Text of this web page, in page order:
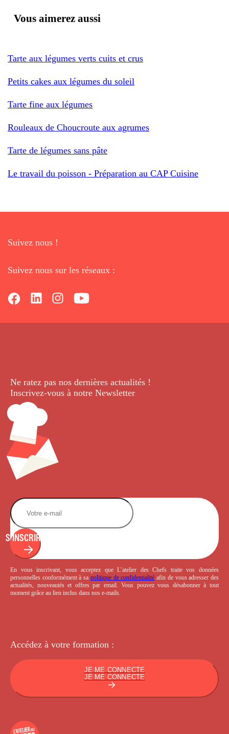
Vous aimerez aussi
Tarte aux légumes verts cuits et crus
Petits cakes aux légumes du soleil
Tarte fine aux légumes
Rouleaux de Choucroute aux agrumes
Tarte de légumes sans pâte
Le travail du poisson - Préparation au CAP Cuisine
Suivez nous !
Suivez nous sur les réseaux :
Ne ratez pas nos dernières actualités !
Inscrivez-vous à notre Newsletter.
S'INSCRIRE
En vous inscrivant, vous acceptez que L’atelier des Chefs traite vos données
personnelles conformément à sa politique de confidentialité afin de vous adresser des
actualités, nouveautés et offres par email. Vous pouvez vous désabonner à tout
moment grâce au lien inclus dans nos e-mails.
Accédez à votre formation :
JE ME CONNECTE
JE ME CONNECTE